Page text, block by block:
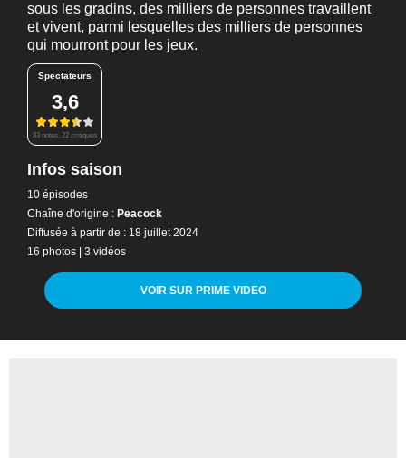
sous les gradins, des milliers de personnes travaillent
et vivent, parmi lesquelles des milliers de personnes
qui mourront pour les jeux.
Spectateurs
3,6
83 notes, 22 critiques
Infos saison
10 épisodes
Chaîne d'origine : Peacock
Diffusée à partir de : 18 juillet 2024
16 photos | 3 vidéos
VOIR SUR PRIME VIDEO